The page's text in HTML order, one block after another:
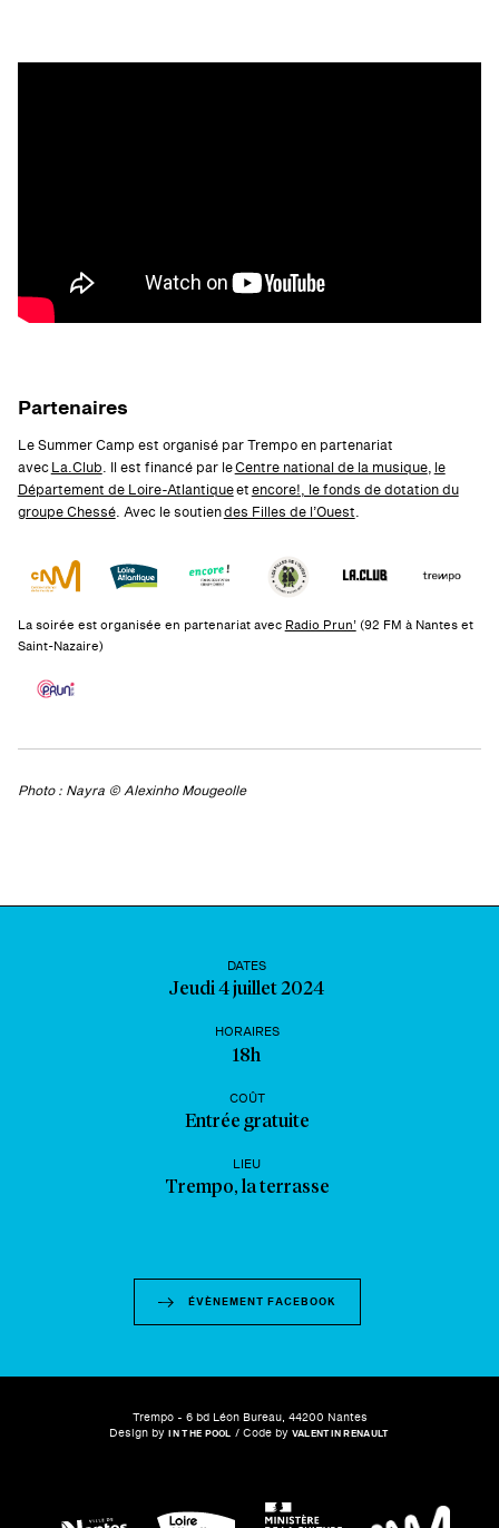
Partenaires
Le Summer Camp est organisé par Trempo en partenariat
avecLa.Club. Il est financé par leCentre national de la musique, le
Département de Loire-Atlantiqueetencore!, le fonds de dotation du
groupe Chessé. Avec le soutiendes Filles de l’Ouest.
La soirée est organisée en partenariat avec Radio Prun’(92 FM à Nantes et
Saint-Nazaire)
Photo : Nayra © Alexinho Mougeolle
DATES
Jeudi 4 juillet 2024
HORAIRES
18h
COÛT
Entrée gratuite
LIEU
Trempo, la terrasse
ÉVÈNEMENT FACEBOOK
Trempo - 6 bd Léon Bureau, 44200 Nantes
Design byIN THE POOL / Code by VALENTIN RENAULT